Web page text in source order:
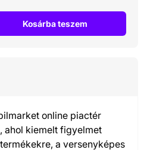
Kosárba teszem
online piactér
ahol kiemelt figyelmet
a versenyképes